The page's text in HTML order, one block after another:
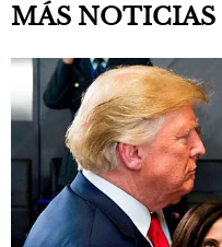
MÁS NOTICIAS